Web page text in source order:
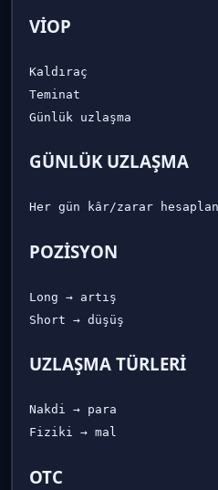
VİOP
Kaldıraç
Teminat
GÜNLÜK UZLAŞMA
POZİSYON
Long → artış
UZLAŞMA TÜRLERİ
Nakdi → para
OTC